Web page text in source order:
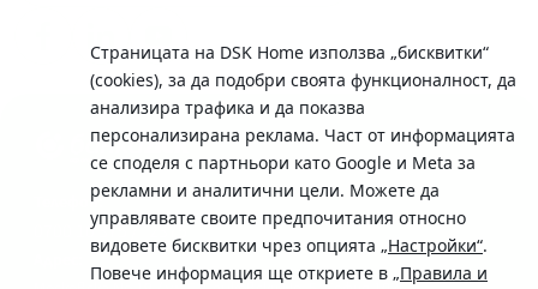
Страницата на DSK Home използва „бисквитки“
(cookies), за да подобри своята функционалност, да
анализира трафика и да показва
персонализирана реклама. Част от информацията
се споделя с партньори като Google и Meta за
рекламни и аналитични цели. Можете да
управлявате своите предпочитания относно
видовете бисквитки чрез опцията „Настройки“.
Повече информация ще откриете в „Правила и
Телефон:
0700 10 375 / *2375